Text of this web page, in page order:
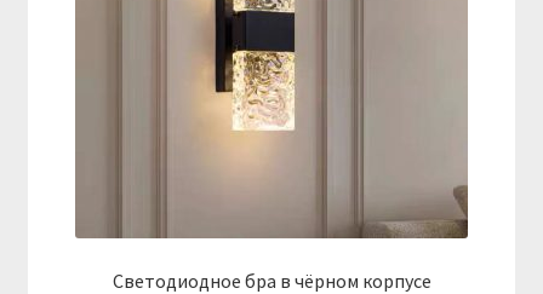
Светодиодное бра в чёрном корпусе